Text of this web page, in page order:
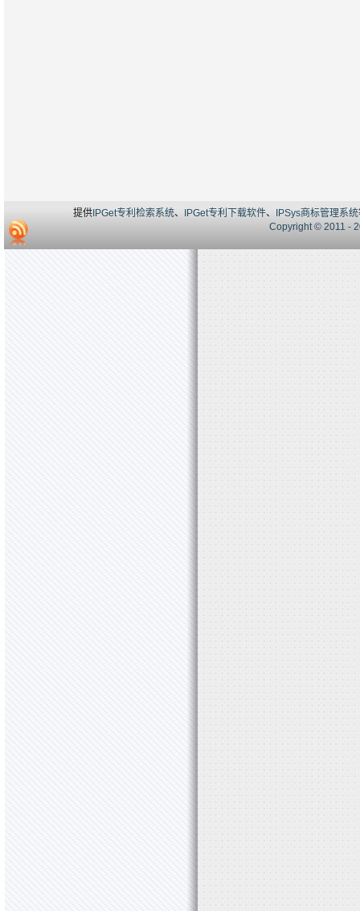
提供IPGet专利检索系统、 IPGet专利下载软件、 IPSys商标管理系统
Copyright © 2011 -